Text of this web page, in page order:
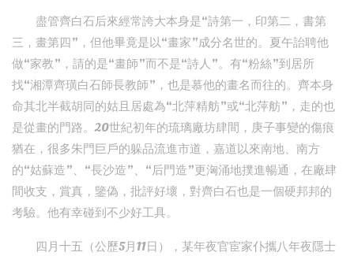
盡管齊白石后來經常誇大本身是“詩第一，印第二，書第
三，畫第四”，但他畢竟是以“畫家”成分名世的。夏午詒聘他
做“家教”，請的是“畫師”而不是“詩人”。有“粉絲”到居所
找“湘潭齊璜白石師長教師”，也是慕他的畫名而往的。齊本身
命其北半截胡同的姑且居處為“北萍精舫”或“北萍舫”，走的也
是從畫的門路。20世紀初年的琉璃廠坊肆間，庚子事變的傷痕
猶在，很多朱門巨戶的躲品流進市道，嘉道以來南地、南方
的“姑蘇造”、“長沙造”、“后門造”更洶涌地撲進暢通，在廠肆
間收支，賞真，鑒偽，批評好壞，對齊白石也是一個硬邦邦的
考驗。他有幸碰到不少好工具。
四月十五（公歷5月11日），某年夜官宦家仆攜八年夜隱士